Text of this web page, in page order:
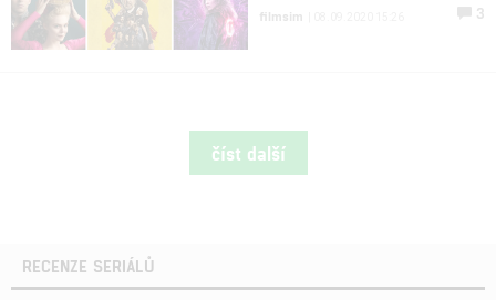
filmsim 3
číst další
RECENZE SERIÁLŮ